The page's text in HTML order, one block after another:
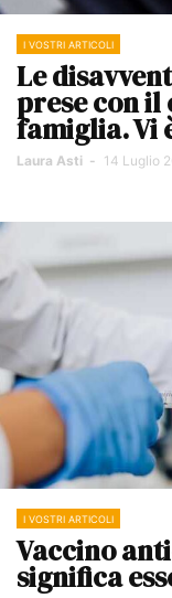
I VOSTRI ARTICOLI
Le
prese con il
famiglia. Vi
Laura Asti - 14 Luglio
I VOSTRI ARTICOLI
Vaccino
significa